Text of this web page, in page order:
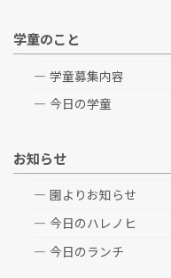
学童のこと
学童募集内容
今日の学童
お知らせ
園よりお知らせ
今日のハレノヒ
今日のランチ